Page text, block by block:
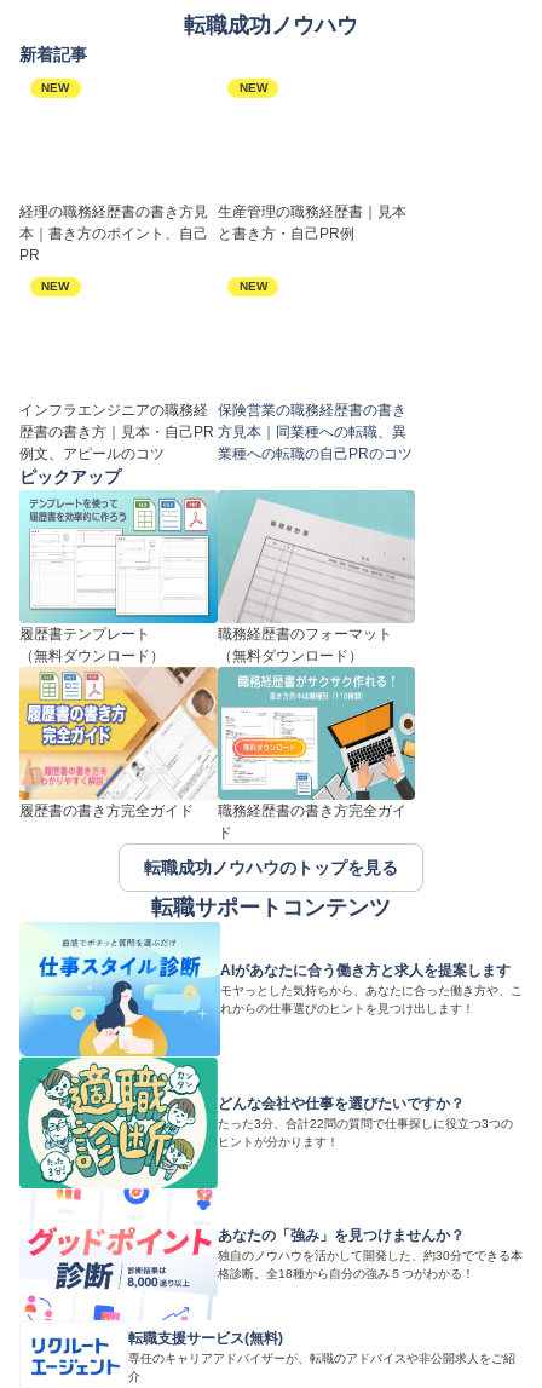
転職成功ノウハウ
新着記事
NEW
経理の職務経歴書の書き方見
本｜書き方のポイント、自己
PR
NEW
生産管理の職務経歴書｜見本
と書き方・自己PR例
NEW
インフラエンジニアの職務経
歴書の書き方｜見本・自己PR
例文、アピールのコツ
NEW
保険営業の職務経歴書の書き
方見本｜同業種への転職、異
業種への転職の自己PRのコツ
ピックアップ
履歴書テンプレート
（無料ダウンロード）
職務経歴書のフォーマット
（無料ダウンロード）
履歴書の書き方完全ガイド
職務経歴書の書き方完全ガイ
ド
転職成功ノウハウのトップを見る
転職サポートコンテンツ
AIがあなたに合う働き方と求人を提案します
モヤっとした気持ちから、あなたに合った働き方や、こ
れからの仕事選びのヒントを見つけ出します！
どんな会社や仕事を選びたいですか？
たった3分、合計22問の質問で仕事探しに役立つ3つの
ヒントが分かります！
あなたの「強み」を見つけませんか？
独自のノウハウを活かして開発した、約30分でできる本
格診断。全18種から自分の強み５つがわかる！
転職支援サービス(無料)
専任のキャリアアドバイザーが、転職のアドバイスや非公開求人をご紹
介